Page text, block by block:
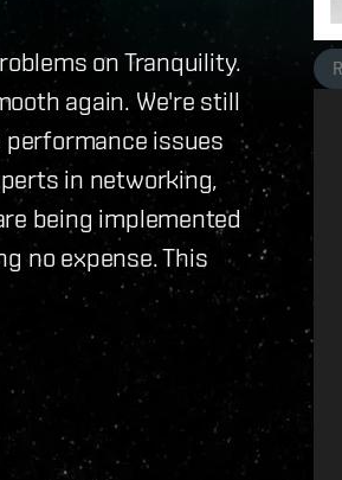
on Tranquility.
again. We're still
issues
in networking,
being implemented
no expense. This